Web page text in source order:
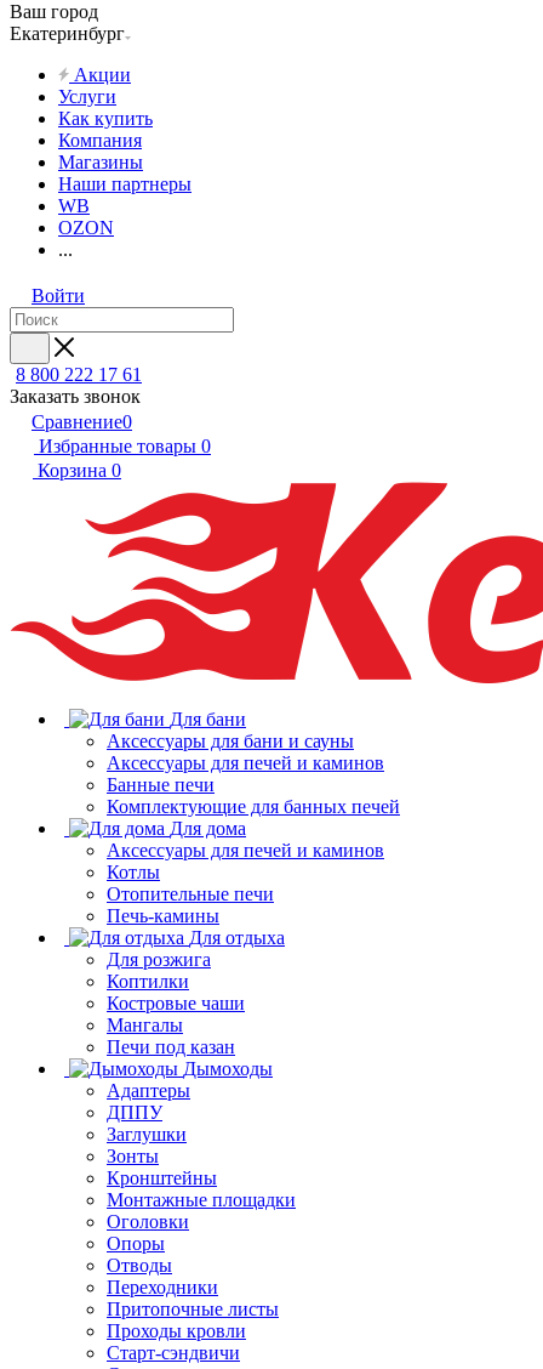
Ваш город
Екатеринбург
Акции
Услуги
Как купить
Компания
Магазины
Наши партнеры
WB
OZON
...
Войти
8 800 222 17 61
Заказать звонок
Сравнение0
Избранные товары 0
Корзина 0
Для бани
Аксессуары для бани и сауны
Аксессуары для печей и каминов
Банные печи
Комплектующие для банных печей
Для дома
Аксессуары для печей и каминов
Котлы
Отопительные печи
Печь-камины
Для отдыха
Для розжига
Коптилки
Костровые чаши
Мангалы
Печи под казан
Дымоходы
Адаптеры
ДППУ
Заглушки
Зонты
Кронштейны
Монтажные площадки
Оголовки
Опоры
Отводы
Переходники
Притопочные листы
Проходы кровли
Старт-сэндвичи